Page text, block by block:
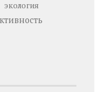
экология